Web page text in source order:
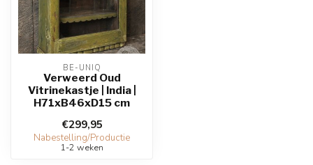
BE-UNIQ
Verweerd Oud
Vitrinekastje | India |
H71xB46xD15 cm
€299,95
Nabestelling/Productie
1-2 weken